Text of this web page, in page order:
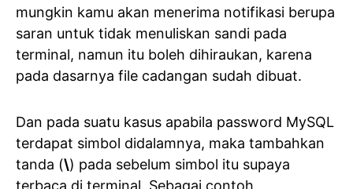
mungkin kamu akan menerima notifikasi berupa
saran untuk tidak menuliskan sandi pada
terminal, namun itu boleh dihiraukan, karena
pada dasarnya file cadangan sudah dibuat.
Dan pada suatu kasus apabila password MySQL
terdapat simbol didalamnya, maka tambahkan
tanda (\) pada sebelum simbol itu supaya
terbaca di terminal. Sebagai contoh